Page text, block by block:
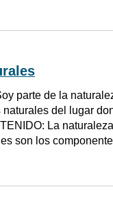
parte de la
del lugar
La
son los